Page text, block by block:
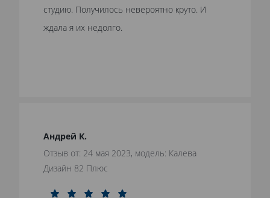
студию. Получилось невероятно круто. И
ждала я их недолго.
Андрей К.
Отзыв от: 24 мая 2023, модель: Калева
Дизайн 82 Плюс